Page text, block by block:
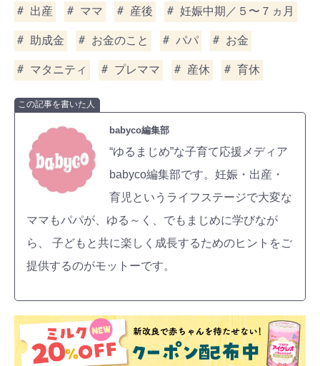
出産 ママ 産後 妊娠中期／５〜７ヵ月
助成金 お金のこと パパ お金
マタニティ プレママ 産休 育休
この記事を書いた人
babyco編集部
“ゆるまじめ”な子育て応援メディア
babyco編集部です。妊娠・出産・
育児というライフステージで大変な
ママもパパが、ゆる～く、でもまじめに学びなが
ら、 子どもと共に楽しく成長するためのヒントをご
提供するのがモットーです。